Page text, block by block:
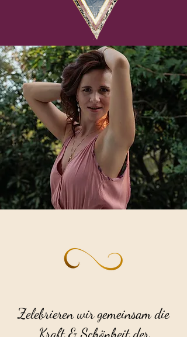
Zelebrieren wir gemeinsam die